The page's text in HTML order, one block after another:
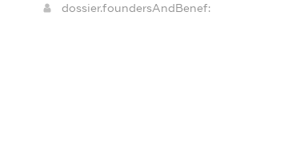
dossier.foundersAndBenef: